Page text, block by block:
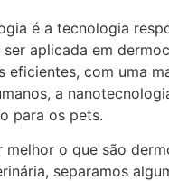
é a tecnologia
ser aplicada em
eficientes, com uma
a
para os pets.
melhor o que são
separamos